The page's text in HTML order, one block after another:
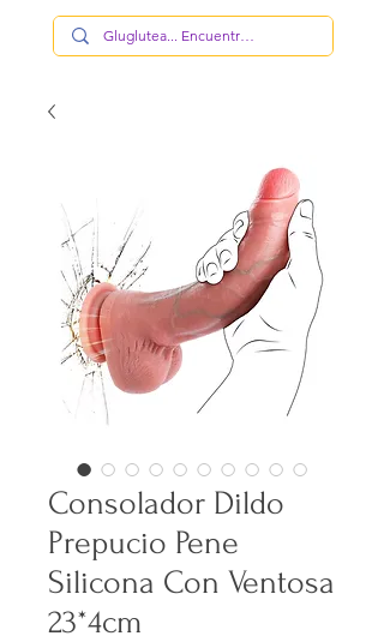
Consolador Dildo
Prepucio Pene
Silicona Con Ventosa
23*4cm